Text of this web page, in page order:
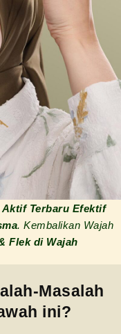
Terbaru Efektif
. Kembalikan Wajah
Flek di Wajah
Masalah
ini?